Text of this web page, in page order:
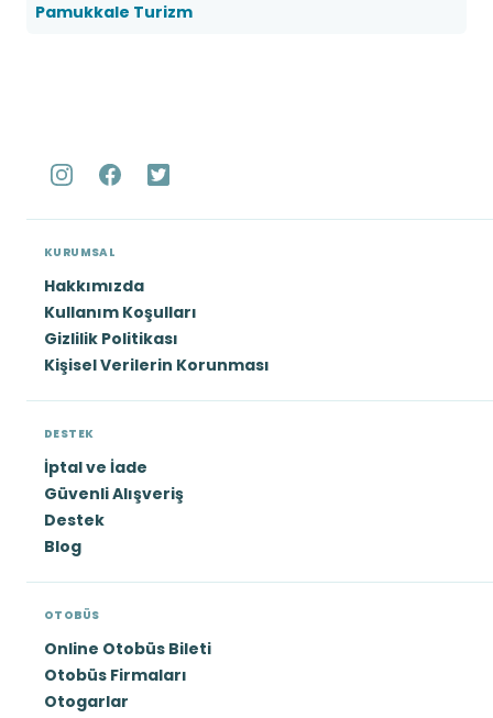
Pamukkale Turizm
KURUMSAL
Hakkımızda
Kullanım Koşulları
Gizlilik Politikası
Kişisel Verilerin Korunması
DESTEK
İptal ve İade
Güvenli Alışveriş
Destek
Blog
OTOBÜS
Online Otobüs Bileti
Otobüs Firmaları
Otogarlar